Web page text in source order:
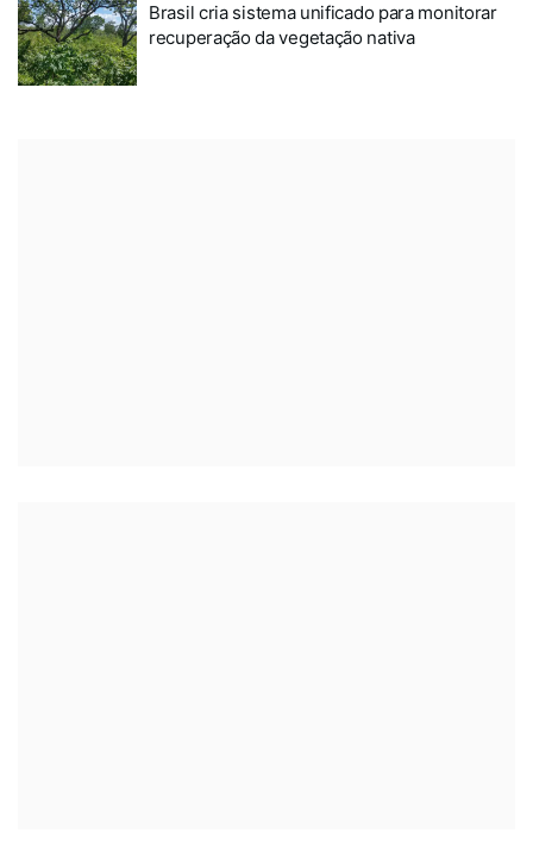
Brasil cria sistema unificado para monitorar
recuperação da vegetação nativa